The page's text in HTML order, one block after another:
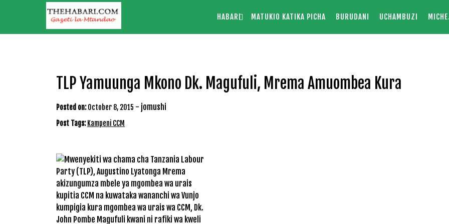
HABARI MATUKIO KATIKA PICHA BURUDANI UCHAMBUZI
TLP Yamuunga Mkono Dk. Magufuli, Mrema Amuombea Kura
Posted on: October 8, 2015 - jomushi
Post Tags: Kampeni CCM